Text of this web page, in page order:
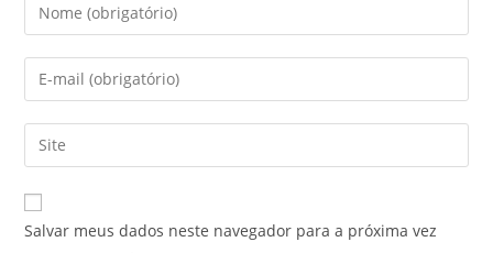
Salvar meus dados neste navegador para a próxima vez